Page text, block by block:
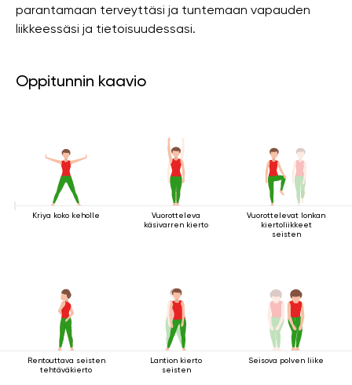
parantamaan terveyttäsi ja tuntemaan vapauden
liikkeessäsi ja tietoisuudessasi.
Oppitunnin kaavio
Kriya koko keholle
Vuorotteleva
käsivarren kierto
Vuorottelevat lonkan
kiertoliikkeet
seisten
Rentouttava seisten
tehtäväkierto
Lantion kierto
seisten
Seisova polven liike